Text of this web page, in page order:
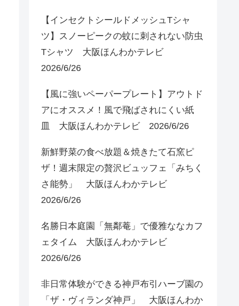
【インセクトシールドメッシュTシャ
ツ】スノーピークの蚊に刺されない防虫
Tシャツ 大阪ほんわかテレビ
2026/6/26
【風に強いペーパープレート】アウトド
アにオススメ！風で飛ばされにくい紙
皿 大阪ほんわかテレビ 2026/6/26
新鮮野菜の食べ放題＆焼きたて石窯ピ
ザ！週末限定の贅沢ビュッフェ「みちく
さ能勢」 大阪ほんわかテレビ
2026/6/26
名勝日本庭園「無鄰菴」で優雅ななカフ
ェタイム 大阪ほんわかテレビ
2026/6/26
非日常体験ができる神戸布引ハーブ園の
「ザ・ヴィランダ神戸」 大阪ほんわか